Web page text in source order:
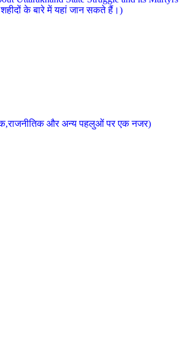
शहीदों के बारे में यहां जान सकते हैं।)
और अन्य पहलुओं पर एक नजर)